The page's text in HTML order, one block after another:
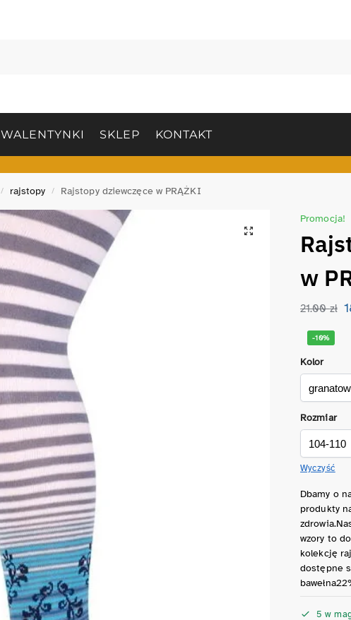
WALENTYNKI SKLEP KONTAKT
/ rajstopy / Rajstopy dziewczęce w PRĄŻKI
Promocja!
w
21.00zł
-10%
Kolor
Rozmiar
Wyczyść
Dbamy o
produkty
wzory to
kolekcję
dostępne
5 w